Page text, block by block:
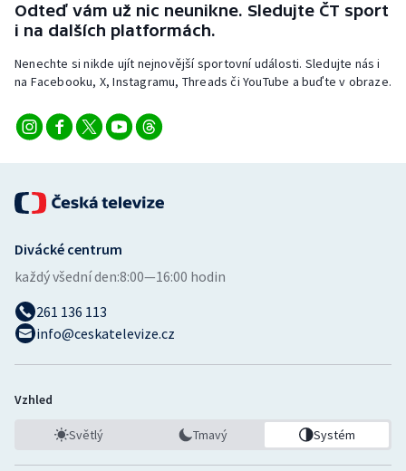
Odteď vám už nic neunikne. Sledujte ČT sport
i na dalších platformách.
Nenechte si nikde ujít nejnovější sportovní události. Sledujte nás i
na Facebooku, X, Instagramu, Threads či YouTube a buďte v obraze.
Divácké centrum
každý všední den:8:00—16:00 hodin
261 136 113
info@ceskatelevize.cz
Vzhled
Světlý Tmavý Systém